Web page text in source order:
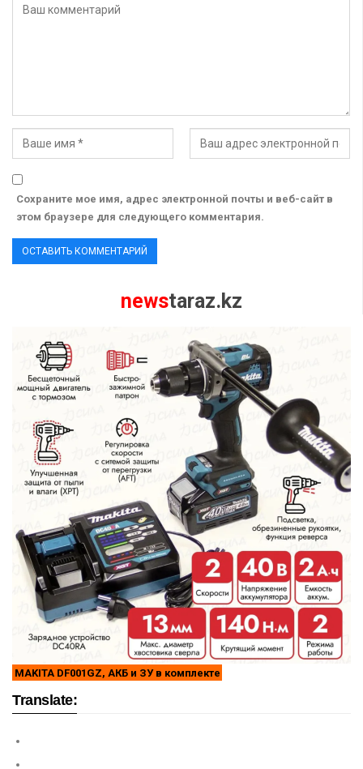
Сохраните мое имя, адрес электронной почты и веб-сайт в
этом браузере для следующего комментария.
newstaraz.kz
MAKITA DF001GZ, АКБ и ЗУ в комплекте
Translate: